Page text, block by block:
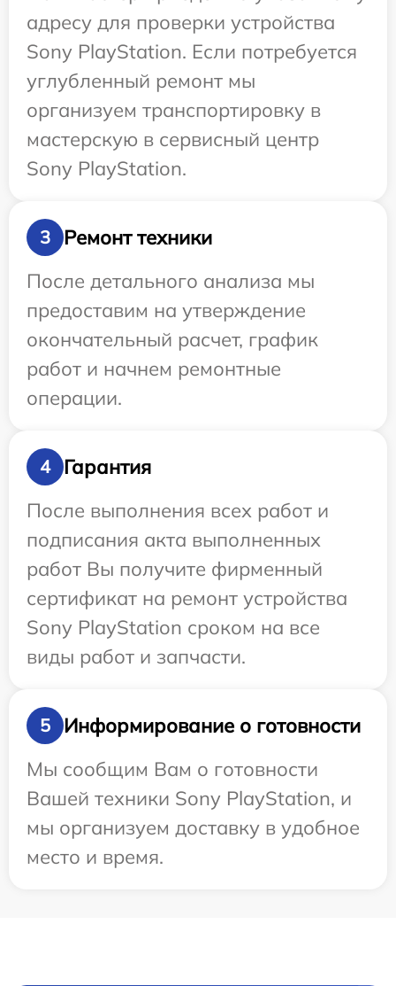
адресу для проверки устройства
Sony PlayStation. Если потребуется
углубленный ремонт мы
организуем транспортировку в
мастерскую в сервисный центр
Sony PlayStation.
3
Ремонт техники
После детального анализа мы
предоставим на утверждение
окончательный расчет, график
работ и начнем ремонтные
операции.
4
Гарантия
После выполнения всех работ и
подписания акта выполненных
работ Вы получите фирменный
сертификат на ремонт устройства
Sony PlayStation сроком на все
виды работ и запчасти.
5
Информирование о готовности
Мы сообщим Вам о готовности
Вашей техники Sony PlayStation, и
мы организуем доставку в удобное
место и время.